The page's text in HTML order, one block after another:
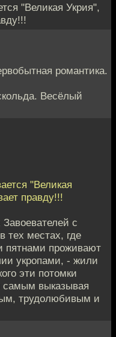
"Великая Укрия",
романтика.
Весёлый
"Великая
правду!!!
с
тех местах, где
пятнами проживают
укропами, - жили
эти потомки
выказывая
трудолюбивым и